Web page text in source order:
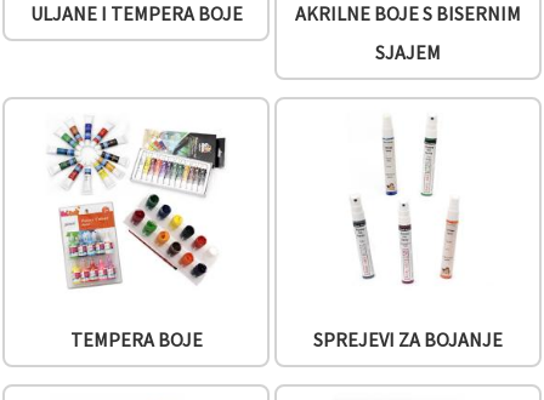
ULJANE I TEMPERA BOJE
AKRILNE BOJE S BISERNIM
SJAJEM
TEMPERA BOJE SPREJEVI ZA BOJANJE